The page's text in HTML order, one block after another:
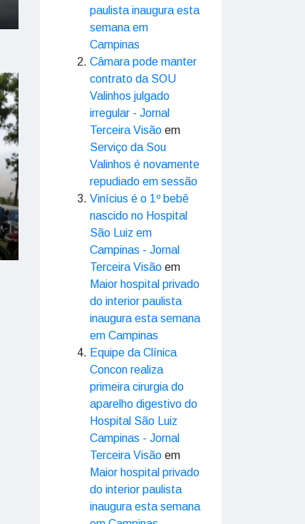
paulista inaugura esta
semana em
Campinas
Câmara pode manter
contrato da SOU
Valinhos julgado
irregular - Jornal
Terceira Visão em
Serviço da Sou
Valinhos é novamente
repudiado em sessão
Vinícius é o 1º bebê
nascido no Hospital
São Luiz em
Campinas - Jornal
Terceira Visão em
Maior hospital privado
do interior paulista
inaugura esta semana
em Campinas
Equipe da Clínica
Concon realiza
primeira cirurgia do
aparelho digestivo do
Hospital São Luiz
Campinas - Jornal
Terceira Visão em
Maior hospital privado
do interior paulista
inaugura esta semana